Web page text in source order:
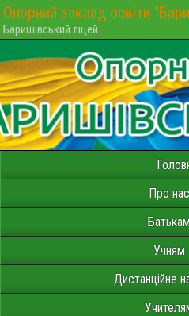
Опорний заклад освіти
Баришівський ліцей
Про нас
Батькам
Учням
Дистанційне